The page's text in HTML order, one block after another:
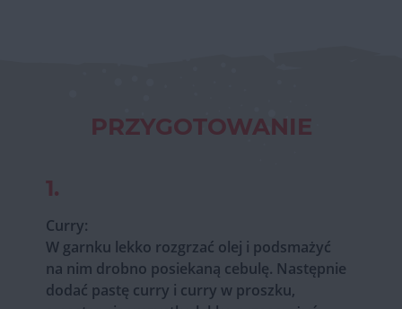
PRZYGOTOWANIE
1.
Curry:
W garnku lekko rozgrzać olej i podsmażyć
na nim drobno posiekaną cebulę. Następnie
dodać pastę curry i curry w proszku,